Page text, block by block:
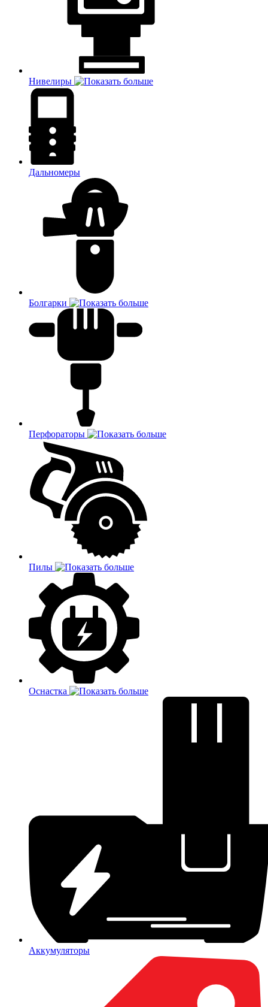
Нивелиры
Дальномеры
Болгарки
Перфораторы
Пилы
Оснастка
Аккумуляторы